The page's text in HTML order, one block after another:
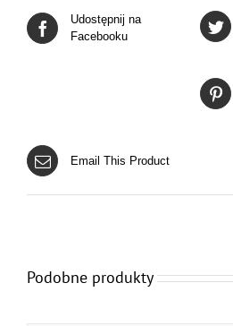
Udostępnij na
Facebooku
Email This Product
Podobne produkty